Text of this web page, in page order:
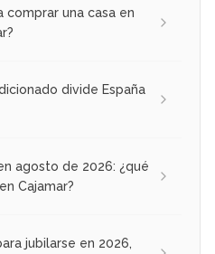
comprar una casa en
divide España
agosto de 2026: ¿qué
Cajamar?
jubilarse en 2026,